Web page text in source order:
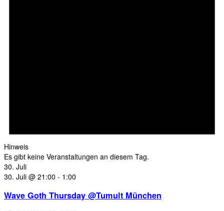
Hinweis
Es gibt keine Veranstaltungen an diesem Tag.
30. Juli
30. Juli @ 21:00 - 1:00
Wave Goth Thursday @Tumult München